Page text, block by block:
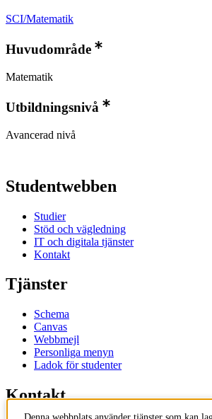
SCI/Matematik
Huvudområde
Matematik
Utbildningsnivå
Avancerad nivå
Studentwebben
Studier
Stöd och vägledning
IT och digitala tjänster
Kontakt
Tjänster
Schema
Canvas
Webbmejl
Personliga menyn
Ladok för studenter
Kontakt